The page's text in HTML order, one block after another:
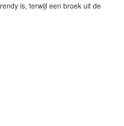
is, terwijl een broek uit de